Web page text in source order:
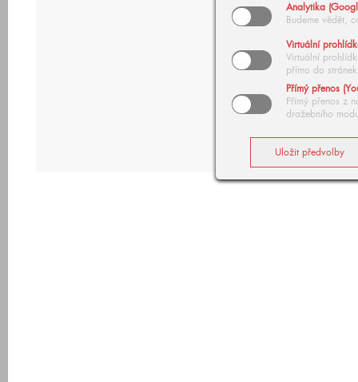
Analytika
Budeme vědět,
Virtuální
Virtuální
přímo do stránek
Přímý přenos
Přímý přenos z
dražebního